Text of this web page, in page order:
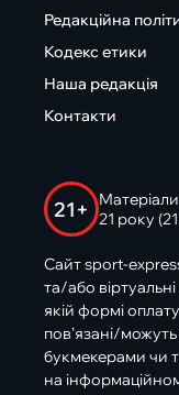
Редакційна
Кодекс етики
Наша редакція
Контакти
21+
21 року
Сайт sport-
та/або
якій формі
пов’язані/
букмекерами чи
на